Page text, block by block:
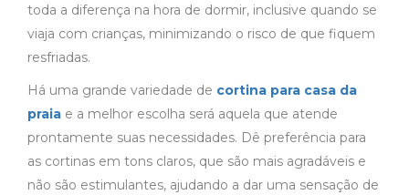
toda a diferença na hora de dormir, inclusive quando se
viaja com crianças, minimizando o risco de que fiquem
resfriadas.
Há uma grande variedade de cortina para casa da
praia e a melhor escolha será aquela que atende
prontamente suas necessidades. Dê preferência para
as cortinas em tons claros, que são mais agradáveis e
não são estimulantes, ajudando a dar uma sensação de